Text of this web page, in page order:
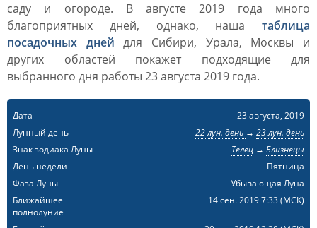
саду и огороде. В августе 2019 года много
благоприятных дней, однако, наша таблица
посадочных дней для Сибири, Урала, Москвы и
других областей покажет подходящие для
выбранного дня работы 23 августа 2019 года.
Дата
23 августа, 2019
Лунный день
22 лун. день → 23 лун. день
Знак зодиака Луны
Телец→ Близнецы
День недели
Пятница
Фаза Луны
Убывающая Луна
Ближайшее
полнолуние
14 сен. 2019 7:33(МСК)